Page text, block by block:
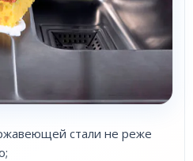
стали не реже